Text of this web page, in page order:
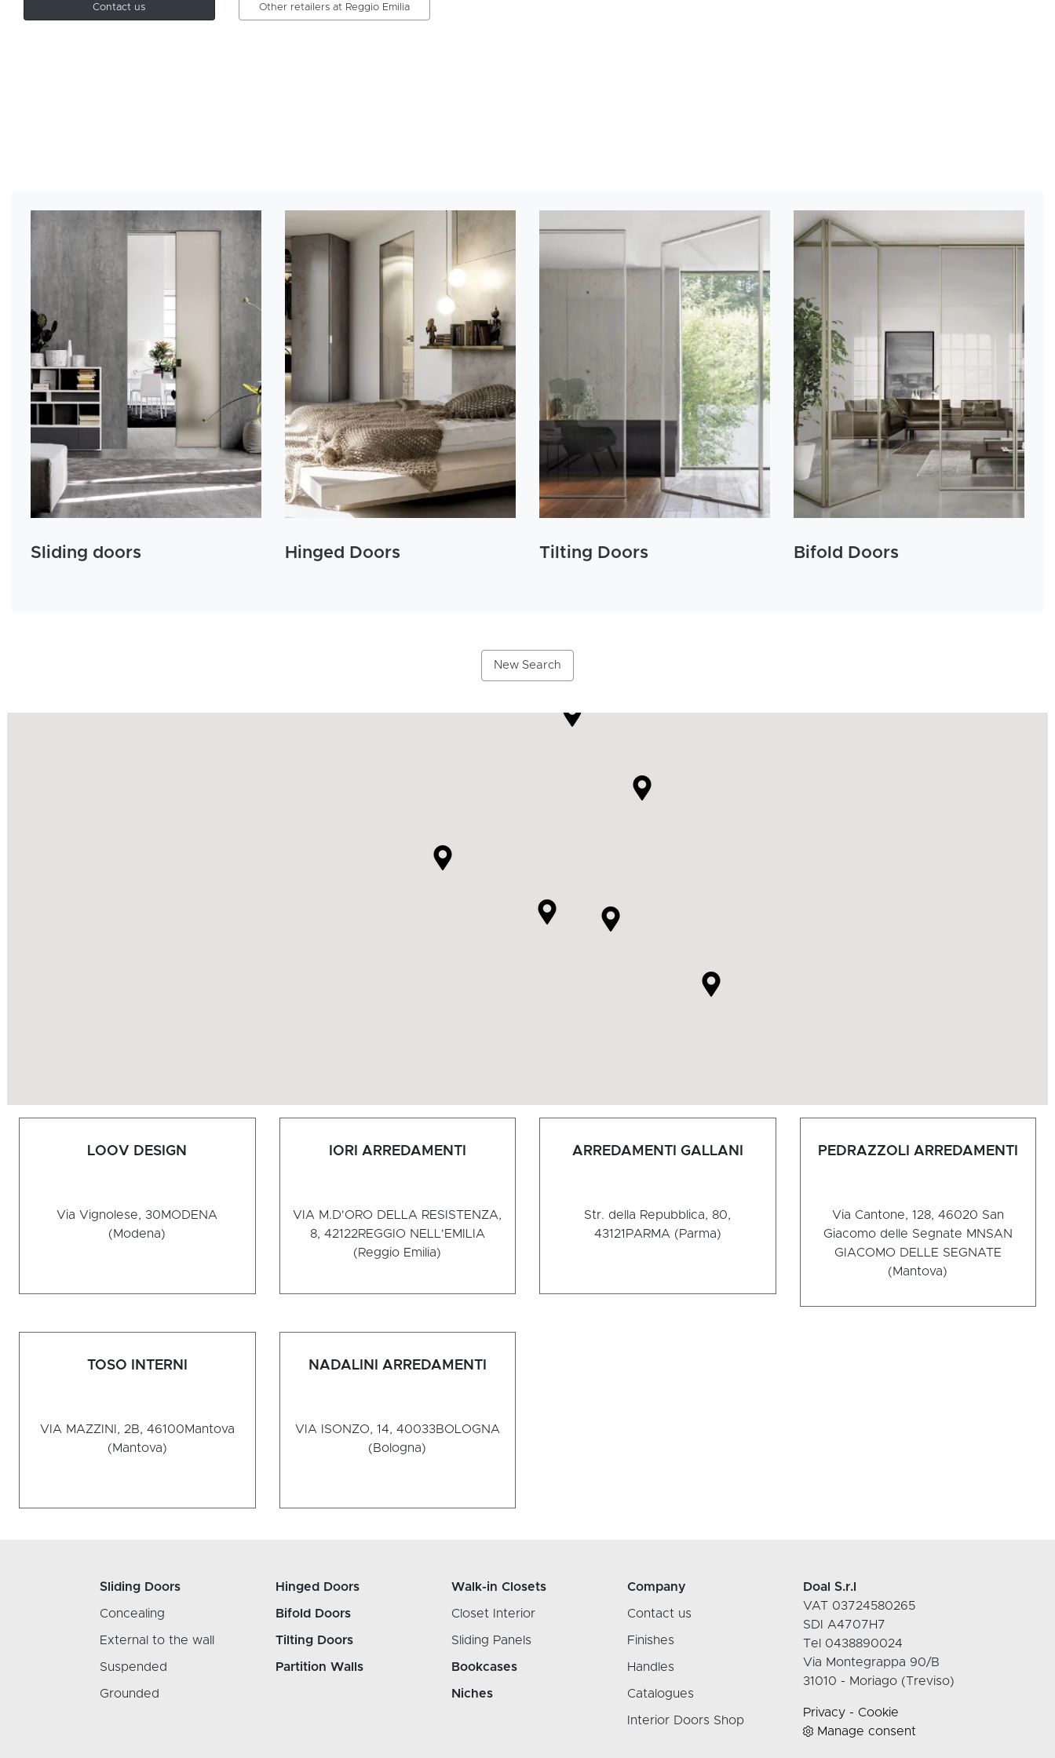
Contact us Other retailers at Reggio Emilia
Sliding doors Hinged Doors Tilting Doors Bifold Doors
New Search
LOOV DESIGN
Via Vignolese, 30MODENA
(Modena)
IORI ARREDAMENTI
VIA M.D'ORO DELLA RESISTENZA,
8, 42122REGGIO NELL'EMILIA
(Reggio Emilia)
ARREDAMENTI GALLANI
Str. della Repubblica, 80,
43121 PARMA (Parma)
PEDRAZZOLI ARREDAMENTI
Via Cantone, 128, 46020 San
Giacomo delle Segnate MNSAN
GIACOMO DELLE SEGNATE
(Mantova)
TOSO INTERNI
VIA MAZZINI, 2B, 46100Mantova
(Mantova)
NADALINI ARREDAMENTI
VIA ISONZO, 14, 40033BOLOGNA
(Bologna)
Sliding Doors
Concealing
External to the wall
Suspended
Grounded
Hinged Doors
Bifold Doors
Tilting Doors
Partition Walls
Walk-in Closets
Closet Interior
Sliding Panels
Bookcases
Niches
Company
Contact us
Finishes
Handles
Catalogues
Interior Doors Shop
Doal S.r.l
VAT 03724580265
SDI A4707H7
Tel 0438890024
Via Montegrappa 90/B
31010 - Moriago (Treviso)
Privacy - Cookie
Manage consent